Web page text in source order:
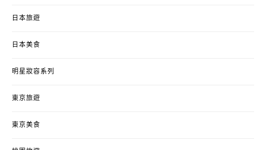
日本旅遊
日本美食
明星妝容系列
東京旅遊
東京美食